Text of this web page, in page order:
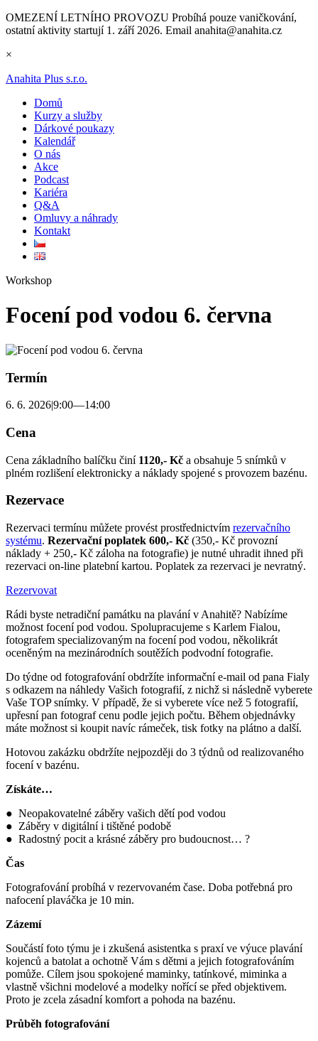
OMEZENÍ LETNÍHO PROVOZU Probíhá pouze vaničkování,
ostatní aktivity startují 1. září 2026. Email anahita@anahita.cz
×
Anahita Plus s.r.o.
Domů
Kurzy a služby
Dárkové poukazy
Kalendář
O nás
Akce
Podcast
Kariéra
Q&A
Omluvy a náhrady
Kontakt
Workshop
Focení pod vodou 6. června
Termín
6. 6. 2026|9:00—14:00
Cena
Cena základního balíčku činí 1120,- Kč a obsahuje 5 snímků v
plném rozlišení elektronicky a náklady spojené s provozem bazénu.
Rezervace
Rezervaci termínu můžete provést prostřednictvím rezervačního
systému. Rezervační poplatek 600,- Kč (350,- Kč provozní
náklady + 250,- Kč záloha na fotografie) je nutné uhradit ihned při
rezervaci on-line platební kartou. Poplatek za rezervaci je nevratný.
Rezervovat
Rádi byste netradiční památku na plavání v Anahitě? Nabízíme
možnost focení pod vodou. Spolupracujeme s Karlem Fialou,
fotografem specializovaným na focení pod vodou, několikrát
oceněným na mezinárodních soutěžích podvodní fotografie.
Do týdne od fotografování obdržíte informační e-mail od pana Fialy
s odkazem na náhledy Vašich fotografií, z nichž si následně vyberete
Vaše TOP snímky. V případě, že si vyberete více než 5 fotografií,
upřesní pan fotograf cenu podle jejich počtu. Během objednávky
máte možnost si koupit navíc rámeček, tisk fotky na plátno a další.
Hotovou zakázku obdržíte nejpozději do 3 týdnů od realizovaného
focení v bazénu.
Získáte…
● Neopakovatelné záběry vašich dětí pod vodou
● Záběry v digitální i tištěné podobě
● Radostný pocit a krásné záběry pro budoucnost… ?
Čas
Fotografování probíhá v rezervovaném čase. Doba potřebná pro
nafocení plaváčka je 10 min.
Zázemí
Součástí foto týmu je i zkušená asistentka s praxí ve výuce plavání
kojenců a batolat a ochotně Vám s dětmi a jejich fotografováním
pomůže. Cílem jsou spokojené maminky, tatínkové, miminka a
vlastně všichni modelové a modelky nořící se před objektivem.
Proto je zcela zásadní komfort a pohoda na bazénu.
Průběh fotografování